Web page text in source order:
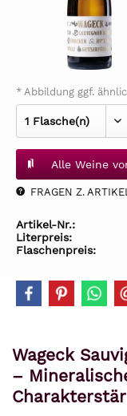
* Abbildung ggf.
Alle Weine
FRAGEN Z.
Artikel-Nr.:
Literpreis:
Flaschenpreis:
Wageck
–